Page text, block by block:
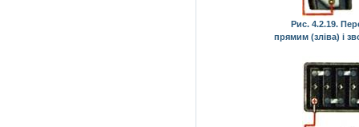
Рис. 4.2.19.
прямим (зліва) і